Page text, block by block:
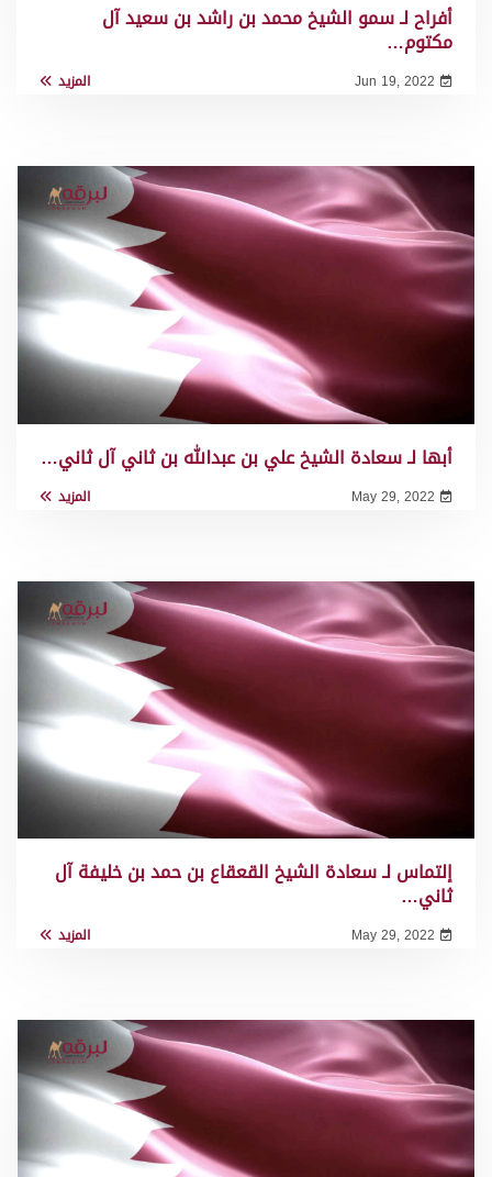
أفراح لـ سمو الشيخ محمد بن راشد بن سعيد آل
مكتوم…
Jun 19, 2022 المزيد
أبها لـ سعادة الشيخ علي بن عبدالله بن ثاني آل ثاني…
May 29, 2022 المزيد
إلتماس لـ سعادة الشيخ القعقاع بن حمد بن خليفة آل
ثاني…
May 29, 2022 المزيد